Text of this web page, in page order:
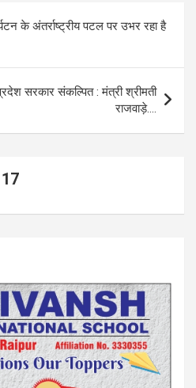
a
n
के अंतर्राष्ट्रीय पटल पर उभर रहा है
सरकार संकल्पित : मंत्री श्रीमती
राजवाड़े….